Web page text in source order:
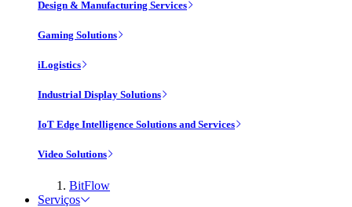
Design & Manufacturing Services
Gaming Solutions
iLogistics
Industrial Display Solutions
IoT Edge Intelligence Solutions and Services
Video Solutions
BitFlow
Serviços